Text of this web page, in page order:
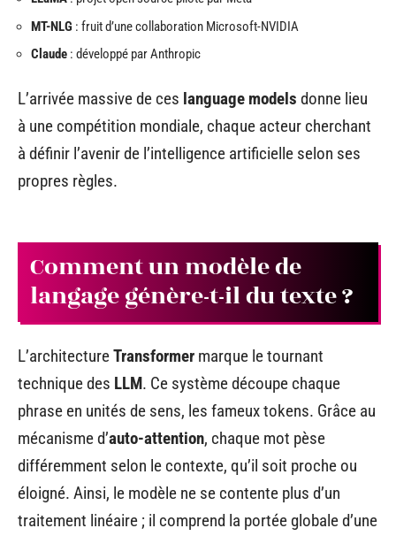
MT-NLG : fruit d’une collaboration Microsoft-NVIDIA
Claude : développé par Anthropic
L’arrivée massive de ces language models donne lieu
à une compétition mondiale, chaque acteur cherchant
à définir l’avenir de l’intelligence artificielle selon ses
propres règles.
Comment un modèle de
langage génère-t-il du texte ?
L’architectureTransformer marque le tournant
technique des LLM. Ce système découpe chaque
phrase en unités de sens, les fameux tokens. Grâce au
mécanisme d’auto-attention, chaque mot pèse
différemment selon le contexte, qu’il soit proche ou
éloigné. Ainsi, le modèle ne se contente plus d’un
traitement linéaire ; il comprend la portée globale d’une